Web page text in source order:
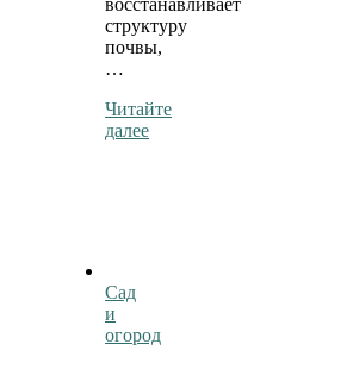
восстанавливает
структуру
почвы,
…
Читайте
далее
Сад
и
огород